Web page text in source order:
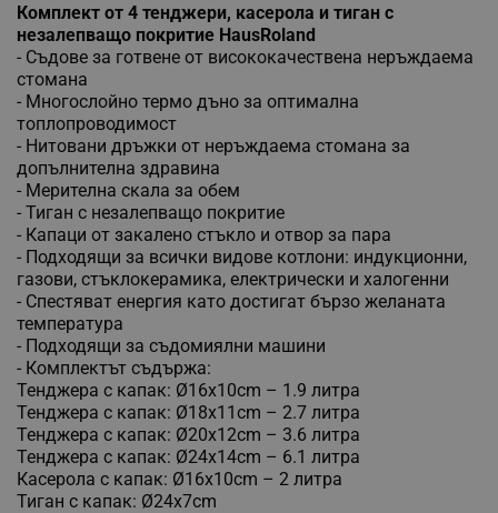
Комплект от 4 тенджери, касерола и тиган с
незалепващо покритие HausRoland
- Съдове за готвене от висококачествена неръждаема
стомана
- Многослойно термо дъно за оптимална
топлопроводимост
- Нитовани дръжки от неръждаема стомана за
допълнителна здравина
- Мерителна скала за обем
- Тиган с незалепващо покритие
- Капаци от закалено стъкло и отвор за пара
- Подходящи за всички видове котлони: индукционни,
газови, стъклокерамика, електрически и халогенни
- Спестяват енергия като достигат бързо желаната
температура
- Подходящи за съдомиялни машини
- Комплектът съдържа:
Тенджера с капак: Ø16x10cm – 1.9 литра
Тенджера с капак: Ø18x11cm – 2.7 литра
Тенджера с капак: Ø20x12cm – 3.6 литра
Тенджера с капак: Ø24x14cm – 6.1 литра
Касерола с капак: Ø16x10cm – 2 литра
Тиган с капак: Ø24x7cm